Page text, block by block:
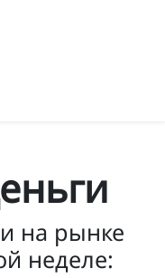
на рынке
неделе: